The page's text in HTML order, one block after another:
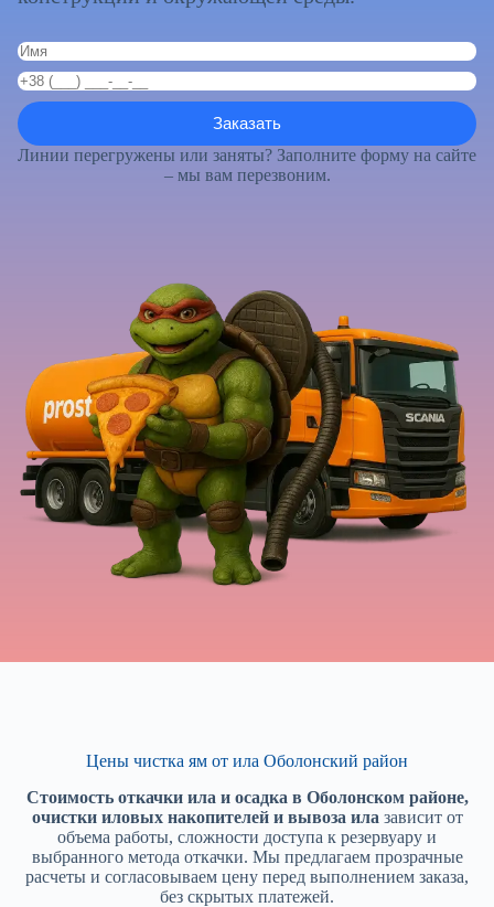
Линии перегружены или заняты? Заполните форму на сайте
– мы вам перезвоним.
Цены чистка ям от ила Оболонский район
Стоимость откачки ила и осадка в Оболонском районе,
очистки иловых накопителей и вывоза ила зависит от
объема работы, сложности доступа к резервуару и
выбранного метода откачки. Мы предлагаем прозрачные
расчеты и согласовываем цену перед выполнением заказа,
без скрытых платежей.